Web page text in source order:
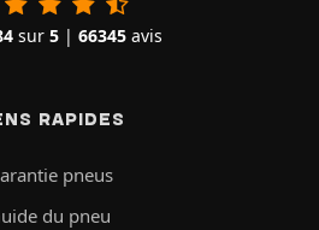
sur 5 | 66345 avis
RAPIDES
pneus
du pneu